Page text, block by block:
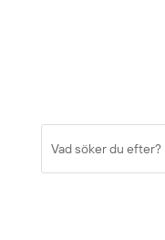
efter: